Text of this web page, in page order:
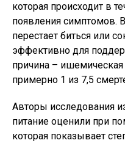
которая происходит в
появления симптомов.
перестает биться или
эффективно для
причина –
примерно 1 из 7,5
Авторы исследования
питание оценили при
которая показывает